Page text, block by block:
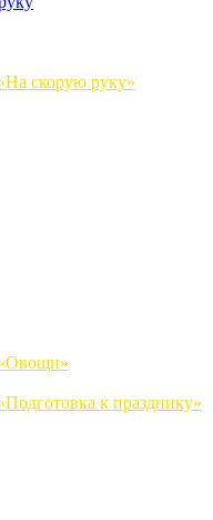
скорую руку»
к празднику»